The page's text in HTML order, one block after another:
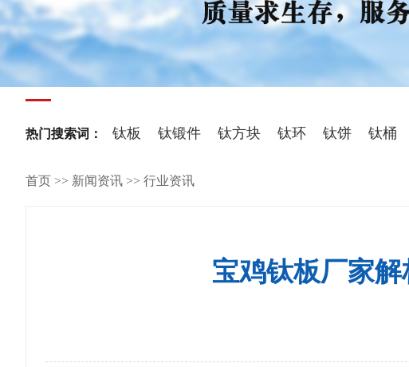
镍钛记忆合金
热门搜索词： 钛板 钛锻件 钛方块 钛环 钛饼 钛桶
首页 >> 新闻资讯 >> 行业资讯
宝鸡钛板厂家